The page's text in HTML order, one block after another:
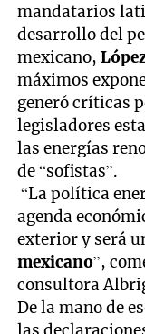
mandatarios
desarrollo del
mexicano,
máximos
generó críticas
legisladores
las energías
de “sofistas”.
“La política
agenda
exterior y será
mexicano”,
consultora
De la mano de